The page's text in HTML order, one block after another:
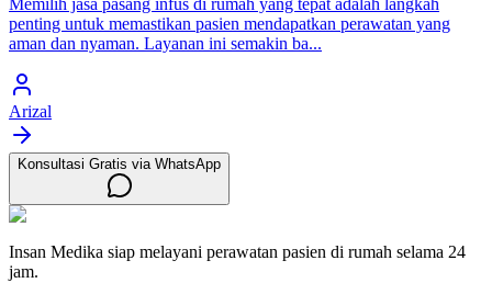
Memilih jasa pasang infus di rumah yang tepat adalah langkah
penting untuk memastikan pasien mendapatkan perawatan yang
aman dan nyaman. Layanan ini semakin ba...
Arizal
Konsultasi Gratis via WhatsApp
Insan Medika siap melayani perawatan pasien di rumah selama 24
jam.